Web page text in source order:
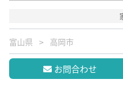
富山県 高岡市
お問合わせ